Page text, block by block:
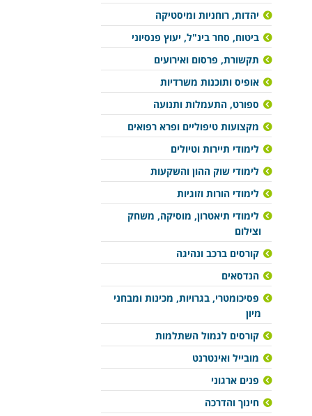
יהדות, רוחניות ומיסטיקה
ביטוח, סחר בינ"ל, יעוץ פנסיוני
תקשורת, פרסום ואירועים
אופיס ותוכנות משרדיות
ספורט, התעמלות ותנועה
מקצועות טיפוליים ופרא רפואים
לימודי תיירות וטיולים
לימודי שוק ההון והשקעות
לימודי הורות וזוגיות
לימודי תיאטרון, מוסיקה, משחק
וצילום
קורסים ברכב ונהיגה
הנדסאים
פסיכומטרי, בגרויות, מכינות ומבחני
מיון
קורסים לגמול השתלמות
מובייל ואינטרנט
פנים ארגוני
חינוך והדרכה